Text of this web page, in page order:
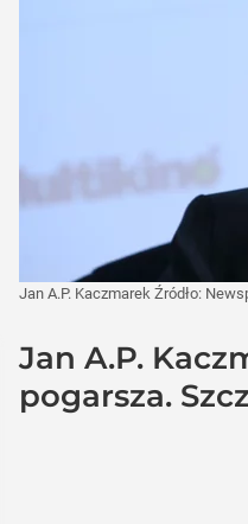
Jan A.P. Kaczmarek Źródło:
Jan A.P.
pogarsza.